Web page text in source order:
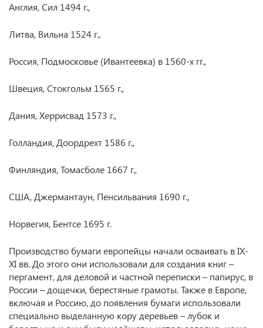
Англия, Сил 1494 г.,
Литва, Вильна 1524 г.,
Россия, Подмосковье (Ивантеевка) в 1560‑х гг.,
Швеция, Стокгольм 1565 г.,
Дания, Херрисвад 1573 г.,
Голландия, Доордрехт 1586 г.,
Финляндия, Томасболе 1667 г.,
США, Джермантаун, Пенсильвания 1690 г.,
Норвегия, Бентсе 1695 г.
Производство бумаги европейцы начали осваивать в IX-
XI вв. До этого они использовали для создания книг –
пергамент, для деловой и частной переписки – папирус, в
России – дощечки, берестяные грамоты. Также в Европе,
включая и Россию, до появления бумаги использовали
специально выделанную кору деревьев – лубок и